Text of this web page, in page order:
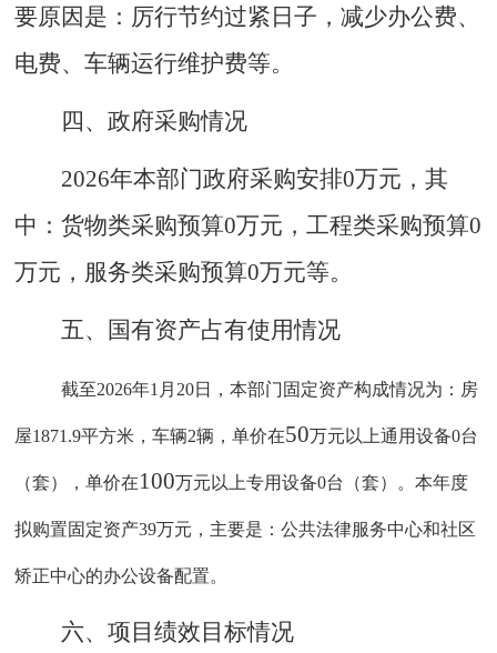
要原因是：厉行节约过紧日子，减少办公费、
电费、车辆运行维护费等。
四、政府采购情况
2026年本部门政府采购安排0万元，其
中：货物类采购预算0万元，工程类采购预算0
万元，服务类采购预算0万元等。
五、 国有资产占有使用情况
截至2026年1月20日，本部门固定资产构成情况为：房
屋1871.9平方米，车辆2辆，单价在50万元以上通用设备0台
（套），单价在100万元以上专用设备0台（套）。本年度
拟购置固定资产39万元，主要是：公共法律服务中心和社区
矫正中心的办公设备配置。
六、项目绩效目标情况